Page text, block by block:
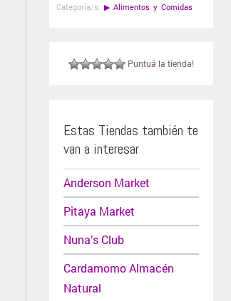
Categoría/s: ▶ Alimentos y Comidas
Puntuá la tienda!
Estas Tiendas también te
van a interesar
Anderson Market
Pitaya Market
Nuna’s Club
Cardamomo Almacén
Natural